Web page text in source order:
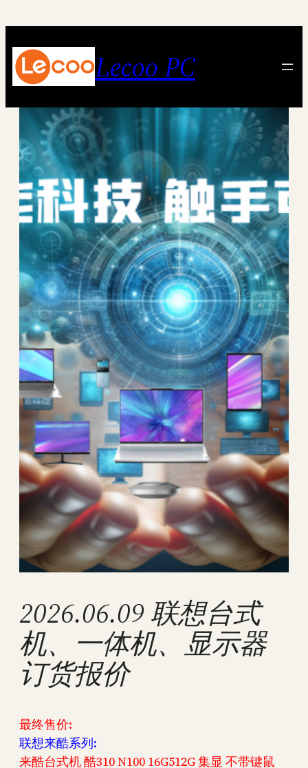
内
容
Lecoo PC
2026.06.09 联想台式
机、一体机、显示器
订货报价
最终售价:
联想来酷系列:
来酷台式机 酷310 N100 16G512G 集显 不带键鼠